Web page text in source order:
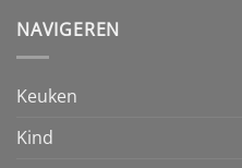
NAVIGEREN
Keuken
Kind